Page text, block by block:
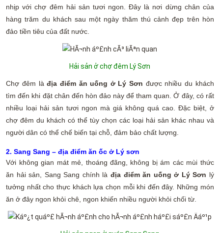
nhịp với chợ đêm hải sản tươi ngon. Đây là nơi dừng chân của
hàng trăm du khách sau một ngày thăm thú cảnh đẹp trên hòn
đảo tiền tiêu của đất nước.
Hải sản ở chợ đêm Lý Sơn
Chợ đêm làđịa điểm ăn uống ở Lý Sơn được nhiều du khách
tìm đến khi đặt chân đến hòn đảo này để tham quan. Ở đây, có rất
nhiều loại hải sản tươi ngon mà giá không quá cao. Đặc biệt, ở
chợ đêm du khách có thể tùy chọn các loại hải sản khác nhau và
người dân có thể chế biến tại chỗ, đảm bảo chất lượng.
2. Sang Sang – địa điểm ăn ốc ở Lý sơn
Với không gian mát mẻ, thoáng đãng, không bị ám các mùi thức
ăn hải sản, Sang Sang chính là địa điểm ăn uống ở Lý Sơn lý
tưởng nhất cho thực khách lựa chọn mỗi khi đến đây. Những món
ăn ở đây ngon khỏi chê, ngon khiến nhiều người khỏi chối từ.